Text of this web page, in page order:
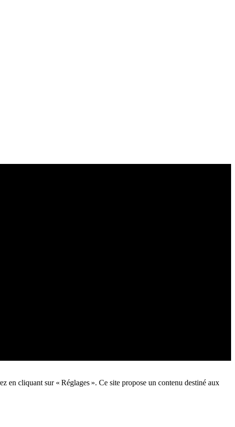
en cliquant sur « Réglages ». Ce site propose un contenu destiné aux